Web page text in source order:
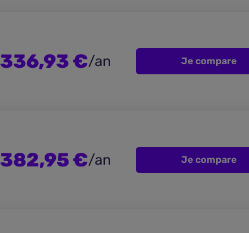
336,93 €/an Je compare
382,95 €/an Je compare